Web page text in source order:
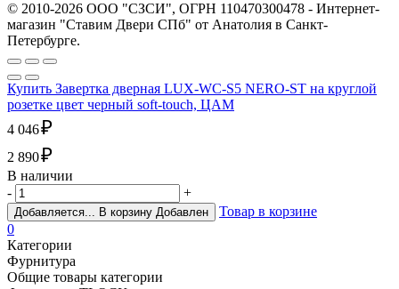
© 2010-2026 ООО "СЗСИ", ОГРН 110470300478 - Интернет-
магазин "Ставим Двери СПб" от Анатолия в Санкт-
Петербурге.
Купить Завертка дверная LUX-WC-S5 NERO-ST на круглой
розетке цвет черный soft-touch, ЦАМ
4 046₽
2 890₽
В наличии
-
+
Добавляется... В корзину Добавлен
Товар в корзине
0
Категории
Фурнитура
Общие товары категории